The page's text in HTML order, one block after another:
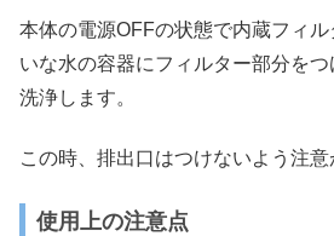
本体の電源OFFの状態で内蔵フィ
いな水の容器にフィルター部分を
洗浄します。
この時、排出口はつけないよう注意
使用上の注意点